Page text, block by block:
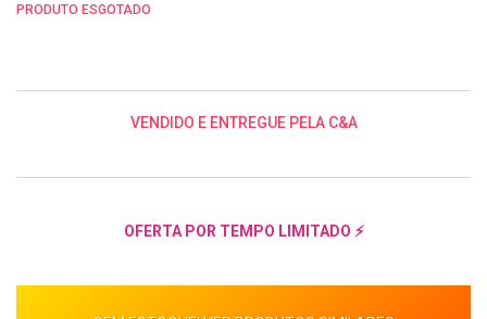
PRODUTO ESGOTADO
VENDIDO E ENTREGUE PELA C&A
OFERTA POR TEMPO LIMITADO ⚡